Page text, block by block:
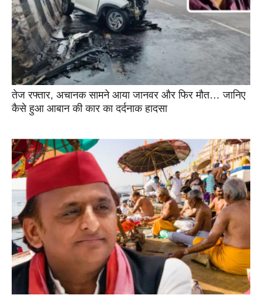
तेज रफ्तार, अचानक सामने आया जानवर और फिर मौत… जानिए
कैसे हुआ आबान की कार का दर्दनाक हादसा